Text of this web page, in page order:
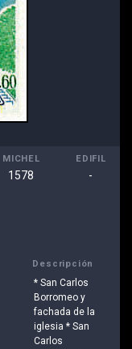
MICHEL
1578
EDIFIL
-
Descripción
* San Carlos
Borromeo y
fachada de la
iglesia * San
Carlos